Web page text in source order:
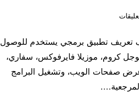
تطبيق برمجي يستخدم للوصول
كروم، موزيلا فايرفوكس، سفاري،
عرض صفحات الويب، وتشغيل البرامج